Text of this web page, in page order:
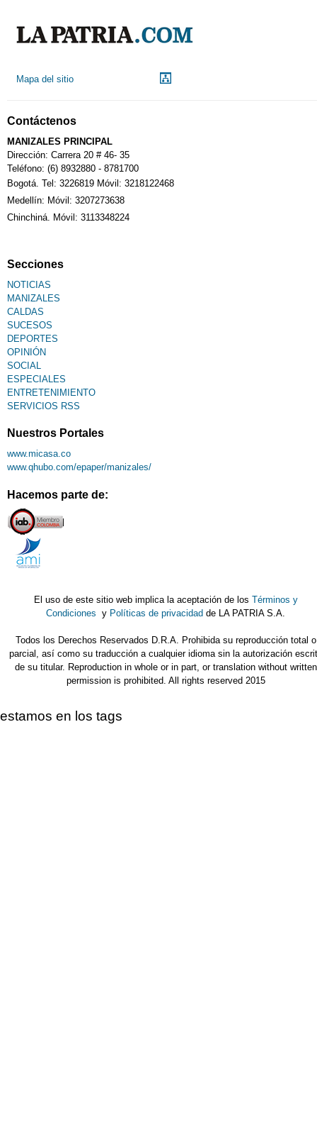
Mapa del sitio
Contáctenos
MANIZALES PRINCIPAL
Dirección: Carrera 20 # 46- 35
Teléfono: (6) 8932880 - 8781700
Bogotá. Tel: 3226819 Móvil: 3218122468
Medellín: Móvil: 3207273638
Chinchiná. Móvil: 3113348224
Secciones
NOTICIAS
MANIZALES
CALDAS
SUCESOS
DEPORTES
OPINIÓN
SOCIAL
ESPECIALES
ENTRETENIMIENTO
SERVICIOS RSS
Nuestros Portales
www.micasa.co
www.qhubo.com/epaper/manizales/
Hacemos parte de:
El uso de este sitio web implica la aceptación de los Términos y
Condiciones y Políticas de privacidad de LA PATRIA S.A.
Todos los Derechos Reservados D.R.A. Prohibida su reproducción total o
parcial, así como su traducción a cualquier idioma sin la autorización
de su titular. Reproduction in whole or in part, or translation without written
permission is prohibited. All rights reserved 2015
estamos en los tags